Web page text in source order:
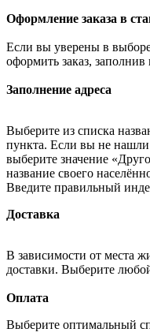
Оформление заказа в
Если вы уверены в
оформить заказ,
Заполнение адреса
Выберите из списка
пункта. Если вы не
выберите значение
название своего
Введите правильный
Доставка
В зависимости от места
доставки. Выберите
Оплата
Выберите оптимальный